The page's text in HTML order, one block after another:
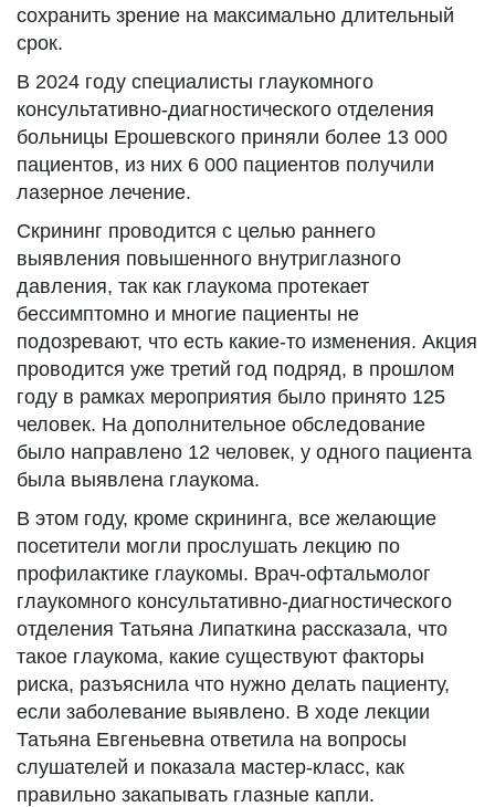
сохранить зрение на максимально длительный
срок.
В 2024 году специалисты глаукомного
консультативно-диагностического отделения
больницы Ерошевского приняли более 13 000
пациентов, из них 6 000 пациентов получили
лазерное лечение.
Скрининг проводится с целью раннего
выявления повышенного внутриглазного
давления, так как глаукома протекает
бессимптомно и многие пациенты не
подозревают, что есть какие-то изменения. Акция
проводится уже третий год подряд, в прошлом
году в рамках мероприятия было принято 125
человек. На дополнительное обследование
было направлено 12 человек, у одного пациента
была выявлена глаукома.
В этом году, кроме скрининга, все желающие
посетители могли прослушать лекцию по
профилактике глаукомы. Врач-офтальмолог
глаукомного консультативно-диагностического
отделения Татьяна Липаткина рассказала, что
такое глаукома, какие существуют факторы
риска, разъяснила что нужно делать пациенту,
если заболевание выявлено. В ходе лекции
Татьяна Евгеньевна ответила на вопросы
слушателей и показала мастер-класс, как
правильно закапывать глазные капли.